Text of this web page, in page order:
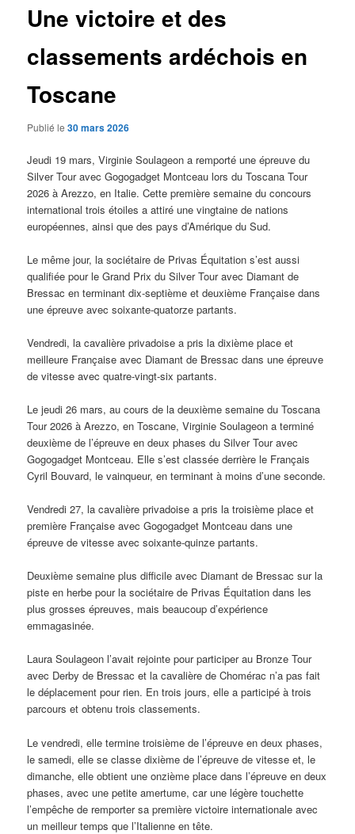
Une victoire et des
classements ardéchois en
Toscane
Publié le30 mars 2026
Jeudi 19 mars, Virginie Soulageon a remporté une épreuve du
Silver Tour avec Gogogadget Montceau lors du Toscana Tour
2026 à Arezzo, en Italie. Cette première semaine du concours
international trois étoiles a attiré une vingtaine de nations
européennes, ainsi que des pays d’Amérique du Sud.
Le même jour, la sociétaire de Privas Équitation s’est aussi
qualifiée pour le Grand Prix du Silver Tour avec Diamant de
Bressac en terminant dix-septième et deuxième Française dans
une épreuve avec soixante-quatorze partants.
Vendredi, la cavalière privadoise a pris la dixième place et
meilleure Française avec Diamant de Bressac dans une épreuve
de vitesse avec quatre-vingt-six partants.
Le jeudi 26 mars, au cours de la deuxième semaine du Toscana
Tour 2026 à Arezzo, en Toscane, Virginie Soulageon a terminé
deuxième de l’épreuve en deux phases du Silver Tour avec
Gogogadget Montceau. Elle s’est classée derrière le Français
Cyril Bouvard, le vainqueur, en terminant à moins d’une seconde.
Vendredi 27, la cavalière privadoise a pris la troisième place et
première Française avec Gogogadget Montceau dans une
épreuve de vitesse avec soixante-quinze partants.
Deuxième semaine plus difficile avec Diamant de Bressac sur la
piste en herbe pour la sociétaire de Privas Équitation dans les
plus grosses épreuves, mais beaucoup d’expérience
emmagasinée.
Laura Soulageon l’avait rejointe pour participer au Bronze Tour
avec Derby de Bressac et la cavalière de Chomérac n’a pas fait
le déplacement pour rien. En trois jours, elle a participé à trois
parcours et obtenu trois classements.
Le vendredi, elle termine troisième de l’épreuve en deux phases,
le samedi, elle se classe dixième de l’épreuve de vitesse et, le
dimanche, elle obtient une onzième place dans l’épreuve en deux
phases, avec une petite amertume, car une légère touchette
l’empêche de remporter sa première victoire internationale avec
un meilleur temps que l’Italienne en tête.